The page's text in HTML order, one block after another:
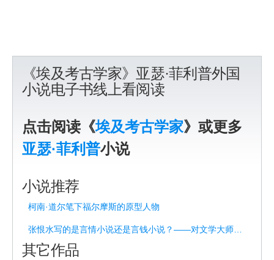
《埃及考古学家》亚瑟·菲利普外国
小说电子书线上看阅读
点击阅读《埃及考古学家》或更多
亚瑟·菲利普小说
小说推荐
柯南·道尔笔下福尔摩斯的原型人物
其它作品